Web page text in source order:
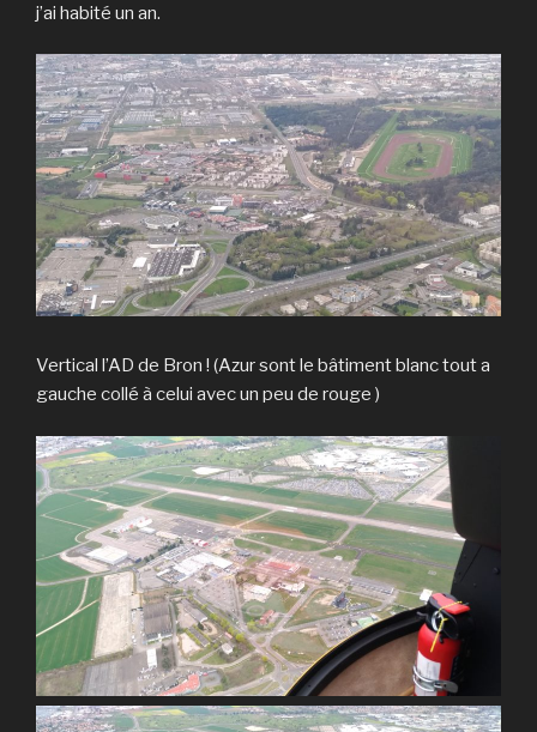
j’ai habité un an.
Vertical l’AD de Bron ! (Azur sont le bâtiment blanc tout a
gauche collé à celui avec un peu de rouge )